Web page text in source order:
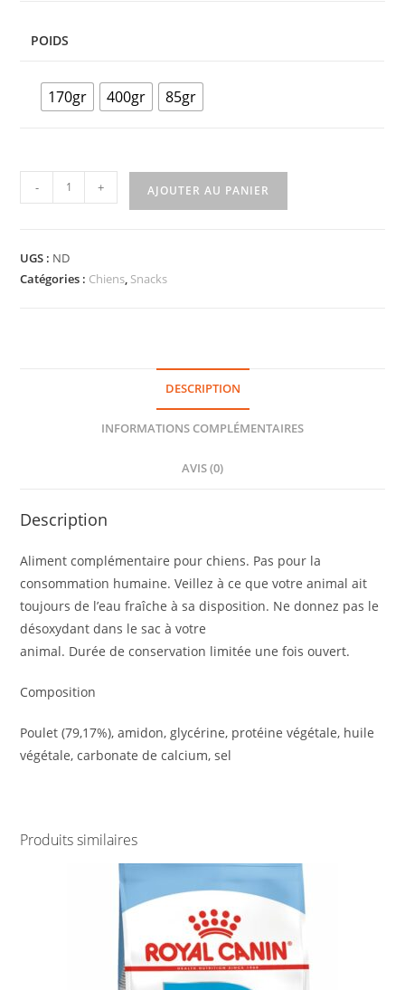
POIDS
170gr 400gr 85gr
- + AJOUTER AU PANIER
UGS : ND
Catégories : Chiens Snacks
DESCRIPTION
INFORMATIONS COMPLÉMENTAIRES
AVIS (0)
Description
Aliment complémentaire pour chiens. Pas pour la
consommation humaine. Veillez à ce que votre animal ait
toujours de l’eau fraîche à sa disposition. Ne donnez pas le
désoxydant dans le sac à votre
animal. Durée de conservation limitée une fois ouvert.
Composition
Poulet (79,17%), amidon, glycérine, protéine végétale, huile
végétale, carbonate de calcium, sel
Produits similaires